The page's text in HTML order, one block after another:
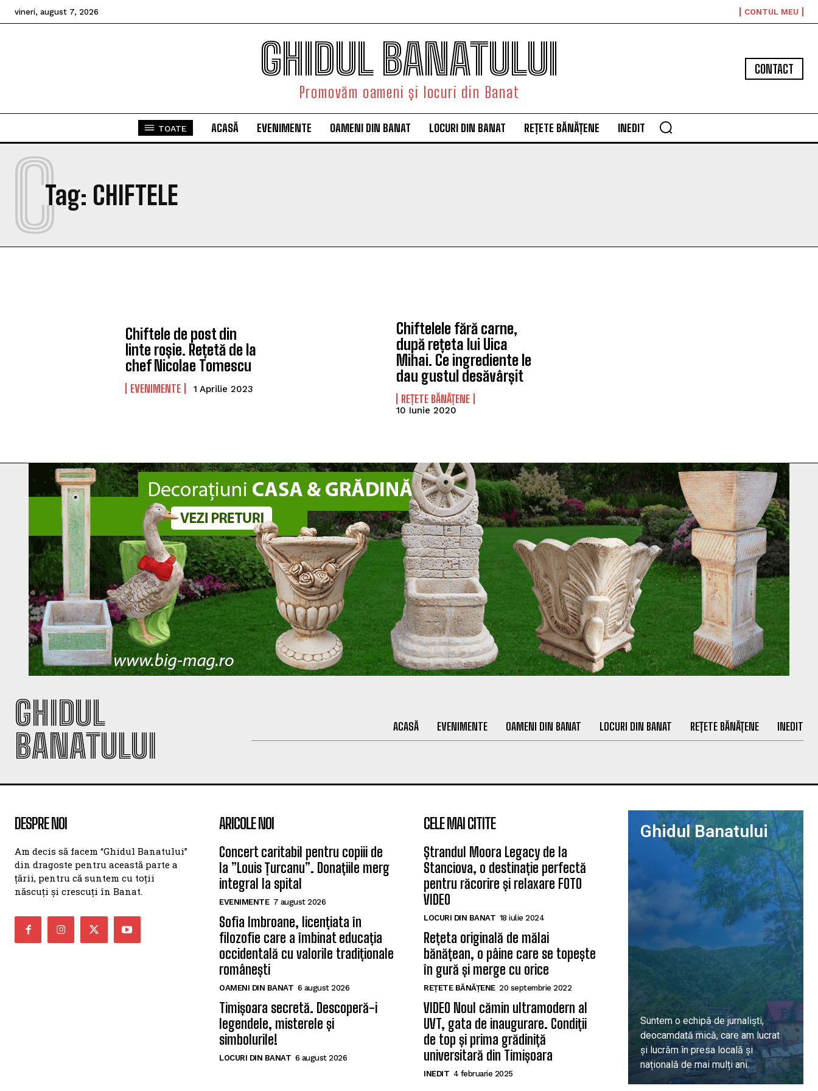
vineri, august 7, 2026 CONTUL MEU
GHIDUL BANATULUI
Promovăm oameni și locuri din Banat
CONTACT
TOATE ACASĂ EVENIMENTE OAMENI DIN BANAT LOCURI DIN BANAT REȚETE BĂNĂȚENE INEDIT
Tag: CHIFTELE
C
Chiftele de post din
linte roșie. Rețetă de la
chef Nicolae Tomescu
EVENIMENTE 1 Aprilie 2023
Chiftelele fără carne,
după rețeta lui Uica
Mihai. Ce ingrediente le
dau gustul desăvârșit
REȚETE BĂNĂȚENE
10 Iunie 2020
GHIDUL
BANATULUI
ACASĂ EVENIMENTE OAMENI DIN BANAT LOCURI DIN BANAT REȚETE BĂNĂȚENE INEDIT
DESPRE NOI
Am decis să facem “Ghidul Banatului”
din dragoste pentru această parte a
țării, pentru că suntem cu toții
născuți și crescuți în Banat.
ARICOLE NOI
Concert caritabil pentru copiii de
la ”Louis Țurcanu”. Donațiile merg
integral la spital
EVENIMENTE 7 august 2026
Sofia Imbroane, licențiata în
filozofie care a îmbinat educația
occidentală cu valorile tradiționale
românești
OAMENI DIN BANAT 6 august 2026
Timișoara secretă. Descoperă-i
legendele, misterele și
simbolurile!
LOCURI DIN BANAT 6 august 2026
CELE MAI CITITE
Ștrandul Moora Legacy de la
Stanciova, o destinație perfectă
pentru răcorire și relaxare FOTO
VIDEO
LOCURI DIN BANAT 18 iulie 2024
Rețeta originală de mălai
bănățean, o pâine care se topește
în gură și merge cu orice
REȚETE BĂNĂȚENE 20 septembrie 2022
VIDEO Noul cămin ultramodern al
UVT, gata de inaugurare. Condiții
de top și prima grădiniță
universitară din Timișoara
INEDIT 4 februarie 2025
Ghidul Banatului
Suntem o echipă de jurnaliști,
deocamdată mică, care am lucrat
și lucrăm în presa locală și
națională de mai mulți ani.